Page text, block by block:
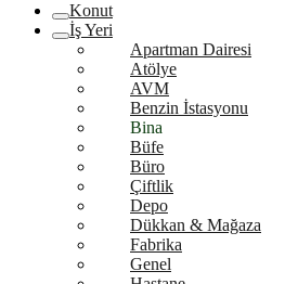
Konut
İş Yeri
Apartman Dairesi
Atölye
AVM
Benzin İstasyonu
Bina
Büfe
Büro
Çiftlik
Depo
Dükkan & Mağaza
Fabrika
Genel